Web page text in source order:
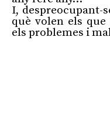
I,
què volen els
els problemes i